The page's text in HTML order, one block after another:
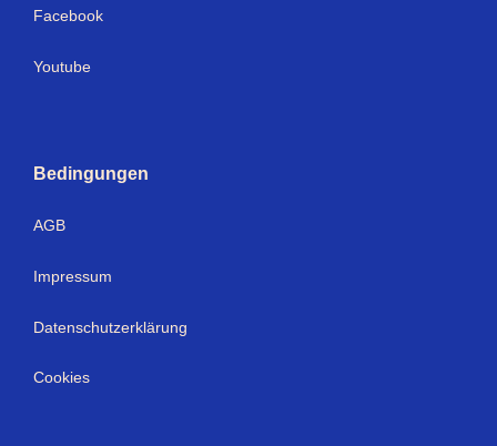
Facebook
Youtube
Bedingungen
AGB
Impressum
Datenschutzerklärung
Cookies